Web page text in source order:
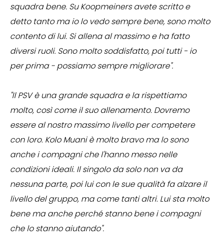
squadra bene. Su Koopmeiners avete scritto e
detto tanto ma io lo vedo sempre bene, sono molto
contento di lui. Si allena al massimo e ha fatto
diversi ruoli. Sono molto soddisfatto, poi tutti - io
per prima - possiamo sempre migliorare".
"Il PSV è una grande squadra e la rispettiamo
molto, così come il suo allenamento. Dovremo
essere al nostro massimo livello per competere
con loro. Kolo Muani è molto bravo ma lo sono
anche i compagni che l'hanno messo nelle
condizioni ideali. Il singolo da solo non va da
nessuna parte, poi lui con le sue qualità fa alzare il
livello del gruppo, ma come tanti altri. Lui sta molto
bene ma anche perché stanno bene i compagni
che lo stanno aiutando".